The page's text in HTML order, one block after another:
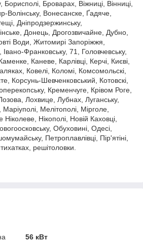
Борисполі, Броварах, Віжниці, Вінниці,
Вонесанске, Ґадяче,
Дніпродзержинську,
Донець, Дрогозвичайне, Дубно,
Води, Житомирі Запоріжжя,
Франковську, 71, Головчевську,
Каневе, Карлівці, Керчі, Києві,
Ковелі, Коломі, Комсомольскі,
Корсунь-Шевченковський, Котовскі,
Кременчуге, Крівом Роге,
Лохвице, Лубнах, Луганську,
Мелітополі, Мірголе,
Нікополі, Новій Каховці,
Обуховині, Одесі,
Петроплавлівці, Пір'ятіні,
решітоловки.
56 кВт